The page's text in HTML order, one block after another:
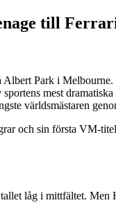
till
Park i
mest
världsmästaren
och sin första VM-
låg i mittfältet.